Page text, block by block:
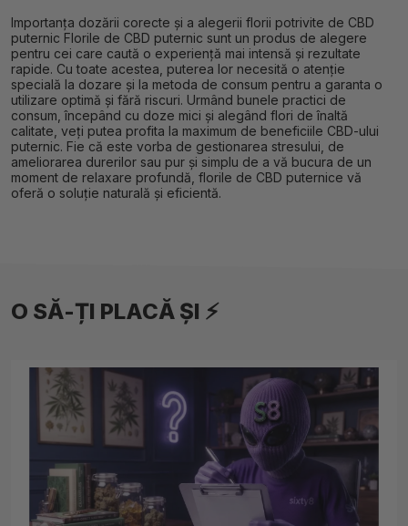
Importanța dozării corecte și a alegerii florii potrivite de CBD
puternic Florile de CBD puternic sunt un produs de alegere
pentru cei care caută o experiență mai intensă și rezultate
rapide. Cu toate acestea, puterea lor necesită o atenție
specială la dozare și la metoda de consum pentru a garanta o
utilizare optimă și fără riscuri. Urmând bunele practici de
consum, începând cu doze mici și alegând flori de înaltă
calitate, veți putea profita la maximum de beneficiile CBD-ului
puternic. Fie că este vorba de gestionarea stresului, de
ameliorarea durerilor sau pur și simplu de a vă bucura de un
moment de relaxare profundă, florile de CBD puternice vă
oferă o soluție naturală și eficientă.
O SĂ-ȚI PLACĂ ȘI ⚡